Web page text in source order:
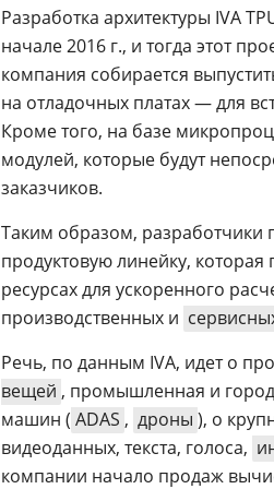
Разработка архитектуры IVA
начале 2016 г., и тогда этот
компания собирается
на отладочных платах — для
Кроме того, на базе
модулей, которые будут
заказчиков.
Таким образом, разработчики
продуктовую линейку,
ресурсах для ускоренного
производственных и
Речь, по данным IVA, идет о
вещей , промышленная и
машин ( ADAS , дроны ), о
видеоданных, текста, голоса,
компании начало продаж